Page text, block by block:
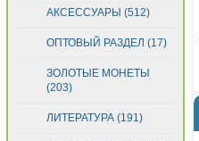
АКСЕССУАРЫ (512)
ОПТОВЫЙ РАЗДЕЛ (17)
ЗОЛОТЫЕ МОНЕТЫ
(203)
ЛИТЕРАТУРА (191)